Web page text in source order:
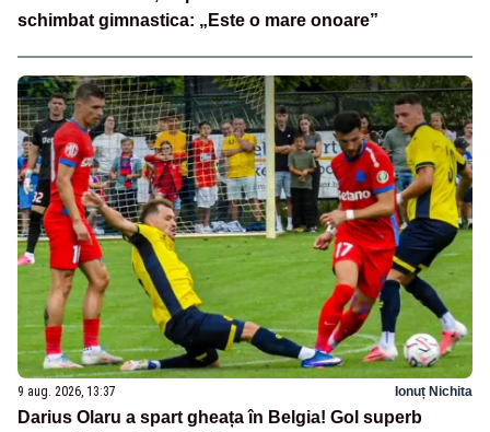
schimbat gimnastica: „Este o mare onoare”
9 aug. 2026, 13:37 Ionuț Nichita
Darius Olaru a spart gheața în Belgia! Gol superb